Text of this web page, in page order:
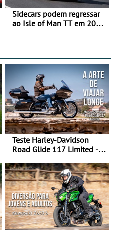
Sidecars podem regressar
ao Isle of Man TT em 2027
Teste Harley-Davidson
Road Glide 117 Limited - A